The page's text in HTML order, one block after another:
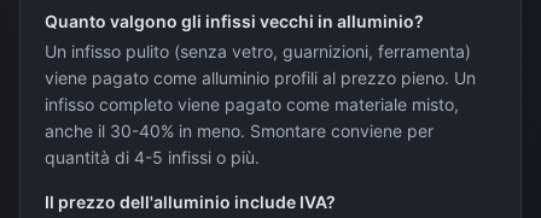
Quanto valgono gli infissi vecchi in alluminio?
Un infisso pulito (senza vetro, guarnizioni, ferramenta)
viene pagato come alluminio profili al prezzo pieno. Un
infisso completo viene pagato come materiale misto,
anche il 30-40% in meno. Smontare conviene per
quantità di 4-5 infissi o più.
Il prezzo dell'alluminio include IVA?